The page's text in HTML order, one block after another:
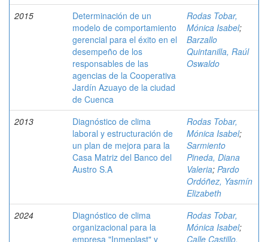
2015
Determinación de un
modelo de comportamiento
gerencial para el éxito en el
desempeño de los
responsables de las
agencias de la Cooperativa
Jardín Azuayo de la ciudad
de Cuenca
Rodas Tobar,
Mónica Isabel;
Barzallo
Quintanilla, Raúl
Oswaldo
2013
Diagnóstico de clima
laboral y estructuración de
un plan de mejora para la
Casa Matriz del Banco del
Austro S.A
Rodas Tobar,
Mónica Isabel;
Sarmiento
Pineda, Diana
Valeria; Pardo
Ordóñez, Yasmín
Elizabeth
2024
Diagnóstico de clima
organizacional para la
empresa "Inmeplast" y
Rodas Tobar,
Mónica Isabel;
Calle Castillo,